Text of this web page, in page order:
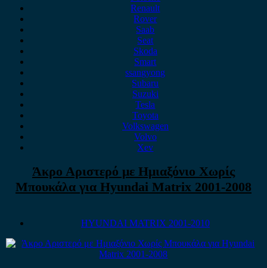
Renault
Rover
Saab
Seat
Skoda
Smart
ssangyong
Subaru
Suzuki
Tesla
Toyota
Volkswagen
Volvo
Xev
Άκρο Αριστερό με Ημιαξόνιο Χωρίς
Μπουκάλα για Hyundai Matrix 2001-2008
HYUNDAI MATRIX 2001-2010